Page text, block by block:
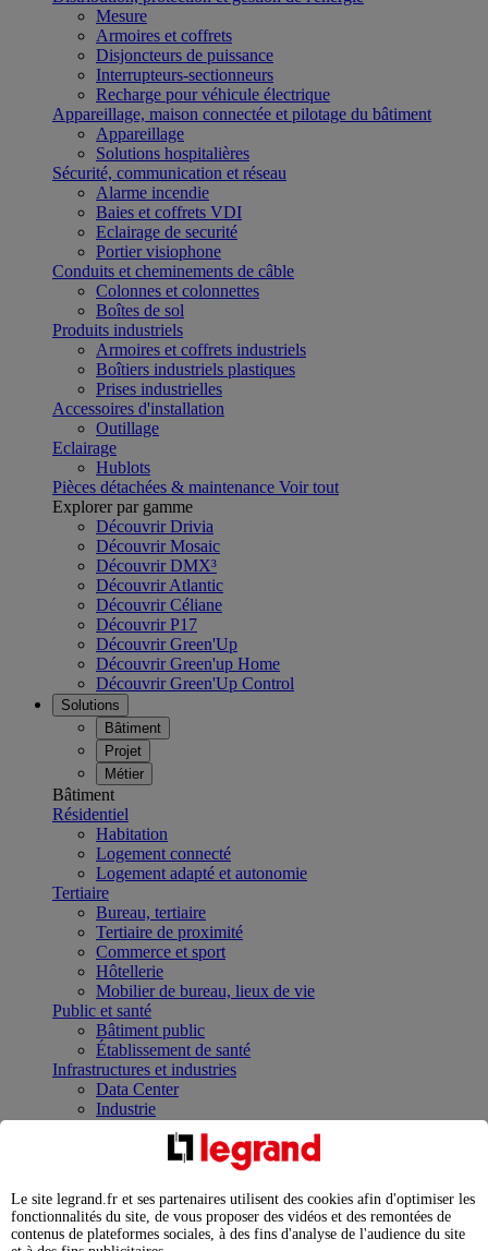
Mesure
Armoires et coffrets
Disjoncteurs de puissance
Interrupteurs-sectionneurs
Recharge pour véhicule électrique
Appareillage, maison connectée et pilotage du bâtiment
Appareillage
Solutions hospitalières
Sécurité, communication et réseau
Alarme incendie
Baies et coffrets VDI
Eclairage de securité
Portier visiophone
Conduits et cheminements de câble
Colonnes et colonnettes
Boîtes de sol
Produits industriels
Armoires et coffrets industriels
Boîtiers industriels plastiques
Prises industrielles
Accessoires d'installation
Outillage
Eclairage
Hublots
Pièces détachées & maintenance Voir tout
Explorer par gamme
Découvrir Drivia
Découvrir Mosaic
Découvrir DMX³
Découvrir Atlantic
Découvrir Céliane
Découvrir P17
Découvrir Green'Up
Découvrir Green'up Home
Découvrir Green'Up Control
Solutions
Bâtiment
Projet
Métier
Bâtiment
Résidentiel
Habitation
Logement connecté
Logement adapté et autonomie
Tertiaire
Bureau, tertiaire
Tertiaire de proximité
Commerce et sport
Hôtellerie
Mobilier de bureau, lieux de vie
Public et santé
Bâtiment public
Établissement de santé
Infrastructures et industries
Data Center
Industrie
Infrastructures
Contrôler et planifier le fonctionnement des appareils
Répartir et optimiser son tableau électrique
Legrand Data Center Solutions : concentrer les
expertises au service de vos performances
Le site legrand.fr et ses partenaires utilisent des cookies afin d'optimiser les
fonctionnalités du site, de vous proposer des vidéos et des remontées de
contenus de plateformes sociales, à des fins d'analyse de l'audience du site